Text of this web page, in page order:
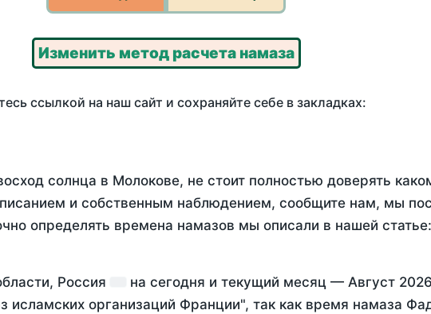
Изменить метод расчета намаза
ссылкой на наш сайт и сохраняйте себе в закладках:
солнца в Молокове, не стоит полностью доверять
и собственным наблюдением, сообщите нам, мы
определять времена намазов мы описали в нашей статье:
Россия на сегодня и текущий месяц — Август
исламских организаций Франции", так как время намаза